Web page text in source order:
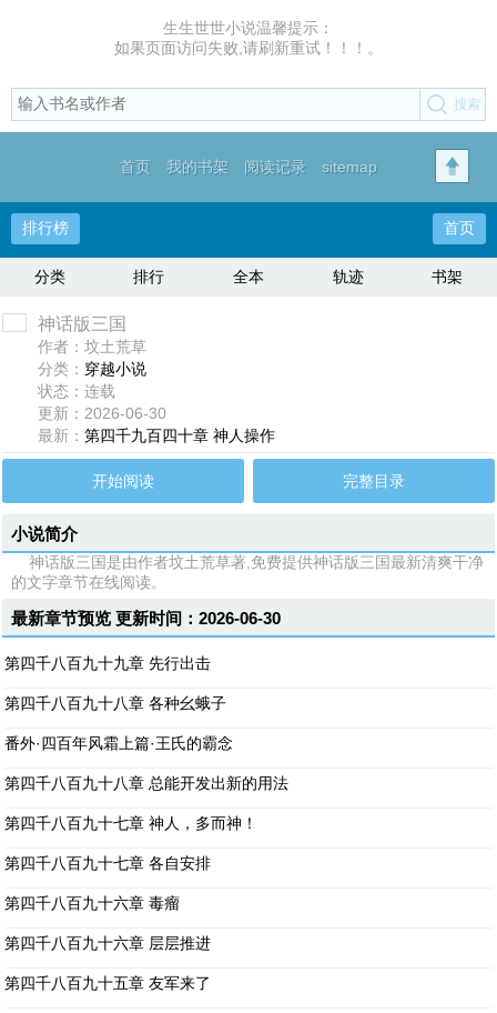
生生世世小说温馨提示：
如果页面访问失败,请刷新重试！！！。
首页 我的书架 阅读记录 sitemap
排行榜 首页
分类 排行 全本 轨迹 书架
神话版三国
作者：坟土荒草
分类： 穿越小说
状态：连载
更新：2026-06-30
最新：第四千九百四十章 神人操作
开始阅读 完整目录
小说简介
神话版三国是由作者坟土荒草著,免费提供神话版三国最新清爽干净
的文字章节在线阅读。
最新章节预览 更新时间：2026-06-30
第四千八百九十九章 先行出击
第四千八百九十八章 各种幺蛾子
番外·四百年风霜上篇·王氏的霸念
第四千八百九十八章 总能开发出新的用法
第四千八百九十七章 神人，多而神！
第四千八百九十七章 各自安排
第四千八百九十六章 毒瘤
第四千八百九十六章 层层推进
第四千八百九十五章 友军来了